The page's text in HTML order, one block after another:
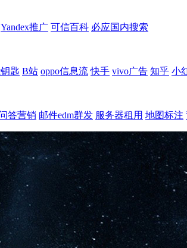
Yandex推广 可信百科 必应国内搜索
匙 B站 oppo信息流 快手 vivo广告 知乎 小
答营销 邮件edm群发 服务器租用 地图标注